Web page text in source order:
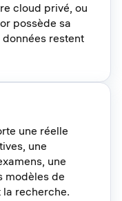
cloud privé, ou
possède sa
restent
une réelle
une
une
modèles de
recherche.